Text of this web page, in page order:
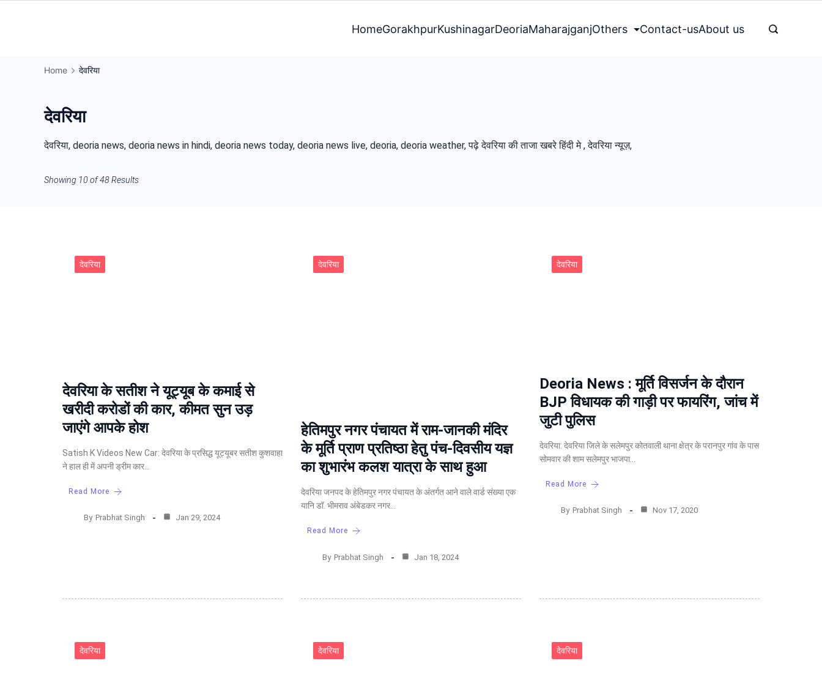
HomeGorakhpurKushinagarDeoriaMaharajganjOthers Contact-usAbout us
Home देवरिया
देवरिया
देवरिया, deoria news, deoria news in hindi, deoria news today, deoria news live, deoria, deoria weather, पढ़े देवरिया की ताजा खबरे हिंदी मे , देवरिया न्यूज़,
Showing 10 of 48 Results
देवरिया
देवरिया के सतीश ने यूट्यूब के कमाई से
खरीदी करोडों की कार, कीमत सुन उड़
जाएंगे आपके होश
Satish K Videos New Car: देवरिया के प्रसिद्ध यूट्यूबर सतीश कुशवाहा
ने हाल ही में अपनी ड्रीम कार…
Read More
By Prabhat Singh Jan 29, 2024
देवरिया
हेतिमपुर नगर पंचायत में राम-जानकी मंदिर
के मूर्ति प्राण प्रतिष्ठा हेतु पंच-दिवसीय यज्ञ
का शुभारंभ कलश यात्रा के साथ हुआ
देवरिया जनपद के हेतिमपुर नगर पंचायत के अंतर्गत आने वाले वार्ड संख्या एक
यानि डॉ. भीमराव अंबेडकर नगर…
Read More
By Prabhat Singh Jan 18, 2024
देवरिया
Deoria News : मूर्ति विसर्जन के दौरान
BJP विधायक की गाड़ी पर फायरिंग, जांच में
जुटी पुलिस
देवरिया: देवरिया जिले के सलेमपुर कोतवाली थाना क्षेत्र के परानपुर गांव के पास
सोमवार की शाम सलेमपुर भाजपा…
Read More
By Prabhat Singh Nov 17, 2020
देवरिया देवरिया देवरिया